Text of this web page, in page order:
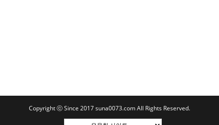
Copyright ⓒ Since 2017 suna0073.com All Rights Reserved.